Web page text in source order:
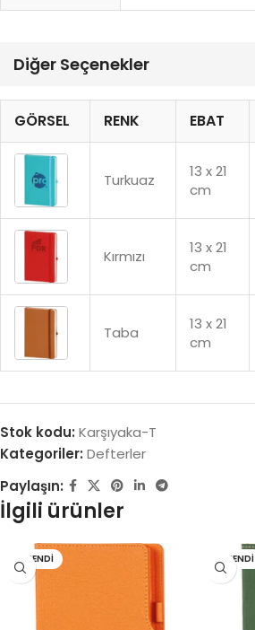
Diğer Seçenekler
GÖRSEL RENK EBAT
Turkuaz
13 x 21
cm
Kırmızı
13 x 21
cm
Taba
13 x 21
cm
Stok kodu: Karşıyaka-T
Kategoriler: Defterler
Paylaşın:
İlgili ürünler
TÜKENDI TÜKENDI